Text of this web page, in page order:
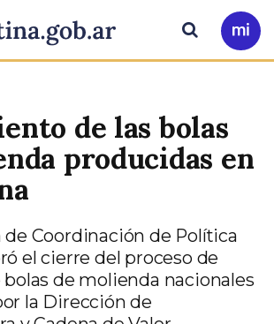
principal
Ir
a
Buscar
de las bolas
producidas en
de Coordinación de Política
el cierre del proceso de
de molienda nacionales
la Dirección de